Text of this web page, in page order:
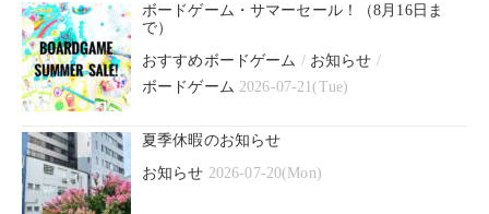
ボードゲーム・サマーセール！（8月16日ま
で）
おすすめボードゲーム / お知らせ /
ボードゲーム 2026-07-21(Tue)
夏季休暇のお知らせ
お知らせ 2026-07-20(Mon)